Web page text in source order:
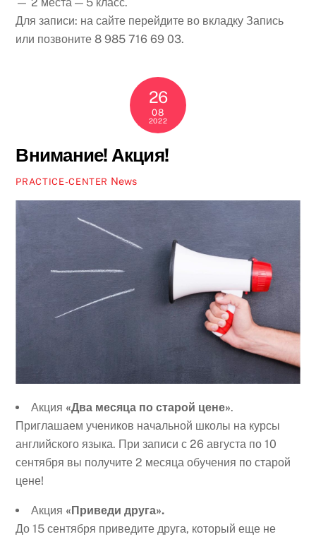
Для записи: на сайте перейдите во вкладку Запись
или позвоните 8 985 716 69 03.
26
08
2022
Внимание! Акция!
PRACTICE-CENTER News
Акция «Два месяца по старой цене».
Приглашаем учеников начальной школы на курсы
английского языка. При записи с 26 августа по 10
сентября вы получите 2 месяца обучения по старой
цене!
Акция «Приведи друга».
До 15 сентября приведите друга, который еще не